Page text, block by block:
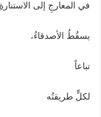
في المعارجِ إلى
يسقُطُ الأصدقاءُ،
تباعاً
لكلٍّ طريقتُه